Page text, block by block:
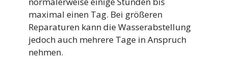
maximal einen Tag. Bei größeren
Reparaturen kann die Wasserabstellung
jedoch auch mehrere Tage in Anspruch
nehmen.